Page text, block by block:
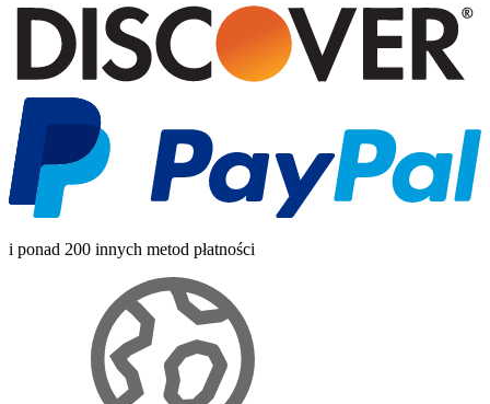
i ponad 200 innych metod płatności